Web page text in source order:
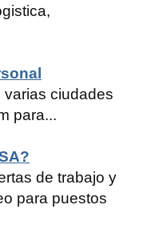
ciudades
para...
de trabajo y
para puestos